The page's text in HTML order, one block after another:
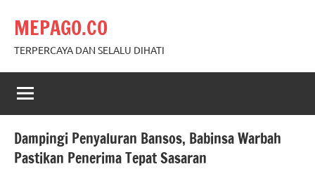
content
MEPAGO.CO
TERPERCAYA DAN SELALU DIHATI
Dampingi Penyaluran Bansos, Babinsa Warbah
Pastikan Penerima Tepat Sasaran